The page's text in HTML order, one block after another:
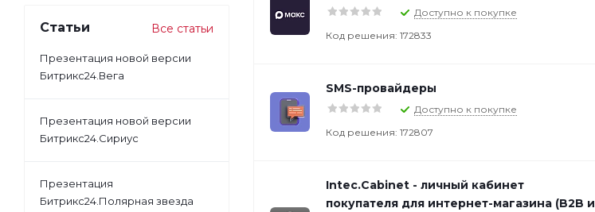
Доступно к покупке
Код решения: 172833
SMS-провайдеры
Доступно к покупке
Код решения: 172807
Intec.Cabinet - личный кабинет
покупателя для интернет-магазина (B2B и
Статьи Все статьи
Презентация новой версии
Битрикс24.Вега
Презентация новой версии
Битрикс24.Сириус
Презентация
Битрикс24.Полярная звезда